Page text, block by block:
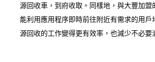
源回收車，到府收取。同樣地，與大豐加盟
能利用應用程序即時前往附近有需求的用戶
源回收的工作變得更有效率，也減少不必要